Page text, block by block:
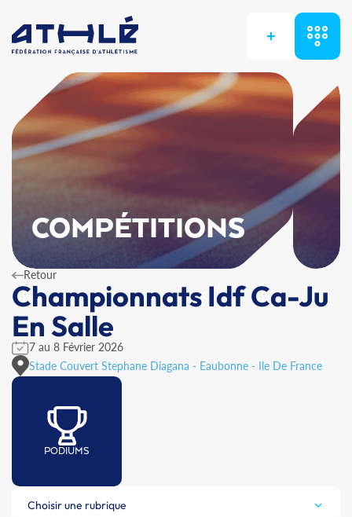
+
COMPÉTITIONS
Retour
Championnats Idf Ca-Ju
En Salle
7 au 8 Février 2026
Stade Couvert Stephane Diagana - Eaubonne - Ile De France
PODIUMS
Choisir une rubrique